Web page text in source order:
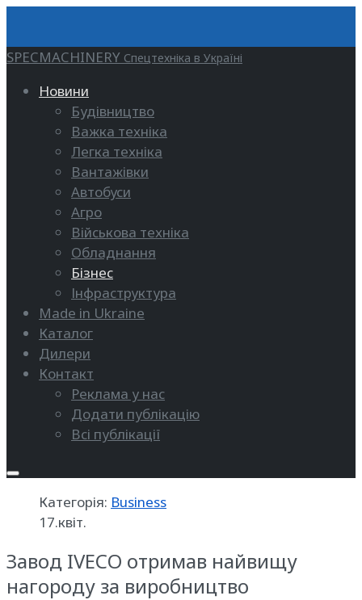
SPECMACHINERY Спецтехніка в Україні
Новини
Будівництво
Важка техніка
Легка техніка
Вантажівки
Автобуси
Агро
Військова техніка
Обладнання
Бізнес
Інфраструктура
Made in Ukraine
Каталог
Дилери
Контакт
Реклама у нас
Додати публікацію
Всі публікації
Категорія: Business
17.квіт.
Завод IVECO отримав найвищу
нагороду за виробництво